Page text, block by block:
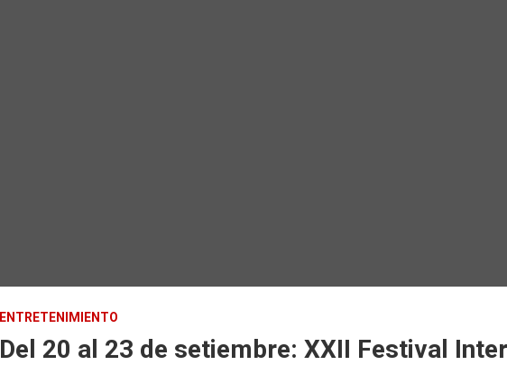
ENTRETENIMIENTO
Del 20 al 23 de setiembre: XXII Festival